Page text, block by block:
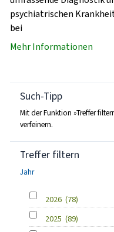
psychiatrischen
bei
Mehr Informationen
Such-Tipp
Mit der Funktion »Treffer
verfeinern.
Treffer filtern
Jahr
2026 (78)
2025 (89)